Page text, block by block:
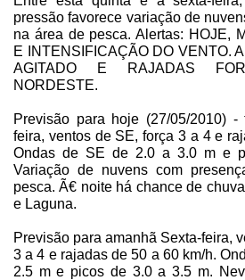
pressão favorece variação de
na área de pesca. Alertas: HOJE,
E INTENSIFICAÇÃO DO VENTO.
AGITADO E RAJADAS
NORDESTE.
Previsão para hoje (27/05/2010)
feira, ventos de SE, força 3 a 4 e
Ondas de SE de 2.0 a 3.0 m e
Variação de nuvens com
pesca. Ã€ noite há chance de
e Laguna.
Previsão para amanhã Sexta-feira,
3 a 4 e rajadas de50 a 60 km/h.
2.5 me picos de 3.0 a 3.5 m.